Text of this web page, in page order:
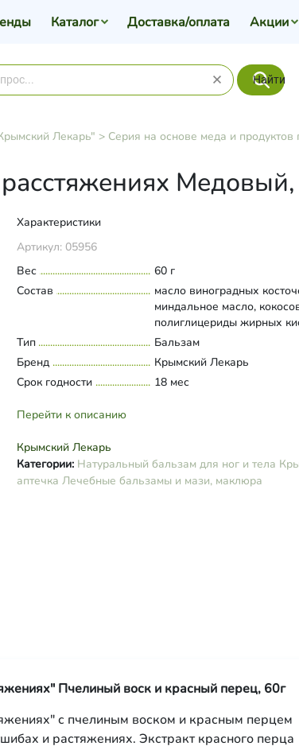
Найти
Каталог Доставка/оплата Акции
Лекарь" > Серия на основе меда и продуктов
Медовый,
Характеристики
Артикул: 05956
Вес
60 г
Состав
масло виноградных
миндальное масло,
полиглицериды жирных
пчелиный воск, эфирное
камфора, кариофиллен
экстракт красного перца,
экстракт прополиса.
Развернуть состав
Тип
Бальзам
Бренд
Крымский Лекарь
Срок годности
18 мес
Перейти к описанию
Крымский Лекарь
Категории: Натуральный бальзам для ног и тела
аптечка Лечебные бальзамы и мази, маклюра
Пчелиный воск и красный перец, 60г
с пчелиным воском и красным перцем
и растяжениях. Экстракт красного перца